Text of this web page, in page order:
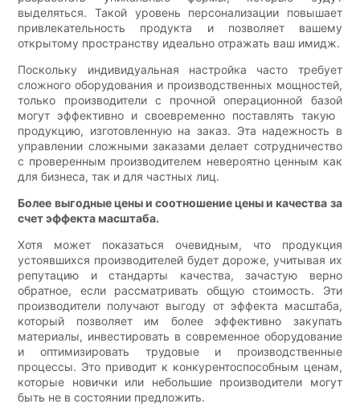
выделяться. Такой уровень персонализации повышает
привлекательность продукта и позволяет вашему
открытому пространству идеально отражать ваш имидж.
Поскольку индивидуальная настройка часто требует
сложного оборудования и производственных мощностей,
только производители с прочной операционной базой
могут эффективно и своевременно поставлять такую ​​
продукцию, изготовленную на заказ. Эта надежность в
управлении сложными заказами делает сотрудничество
с проверенным производителем невероятно ценным как
для бизнеса, так и для частных лиц.
Более выгодные цены и соотношение цены и качества за
счет эффекта масштаба.
Хотя может показаться очевидным, что продукция
устоявшихся производителей будет дороже, учитывая их
репутацию и стандарты качества, зачастую верно
обратное, если рассматривать общую стоимость. Эти
производители получают выгоду от эффекта масштаба,
который позволяет им более эффективно закупать
материалы, инвестировать в современное оборудование
и оптимизировать трудовые и производственные
процессы. Это приводит к конкурентоспособным ценам,
которые новички или небольшие производители могут
быть не в состоянии предложить.